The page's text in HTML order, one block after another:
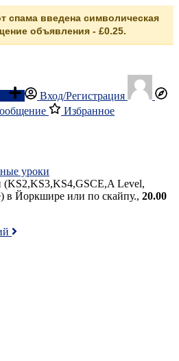
спама введена символическая
объявления - £0.25.
Вход/Регистрация
Избранное
уроки
(KS2,KS3,KS4,GSCE,A Level,
в Йоркшире или по скайпу., 20.00